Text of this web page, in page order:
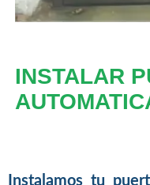
INSTALAR
Instalamos tu